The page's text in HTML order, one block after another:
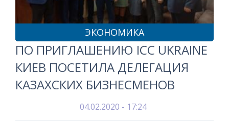
ЭКОНОМИКА
ПО ПРИГЛАШЕНИЮ ICC UKRAINE
КИЕВ ПОСЕТИЛА ДЕЛЕГАЦИЯ
КАЗАХСКИХ БИЗНЕСМЕНОВ
04.02.2020 - 17:24